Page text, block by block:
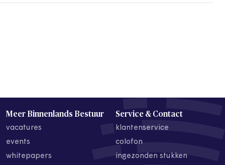
Meer Binnenlands Bestuur
vacatures
events
whitepapers
Service & Contact
klantenservice
colofon
ingezonden stukken